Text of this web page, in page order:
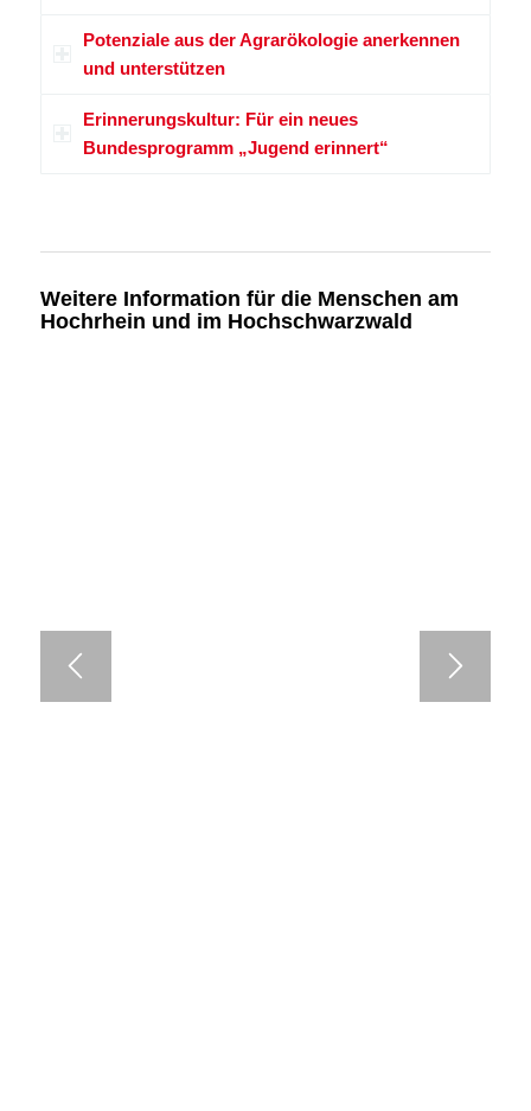
Potenziale aus der Agrarökologie anerkennen
und unterstützen
Erinnerungskultur: Für ein neues
Bundesprogramm „Jugend erinnert“
Weitere Information für die Menschen am
Hochrhein und im Hochschwarzwald